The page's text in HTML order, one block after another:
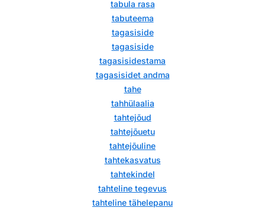
tabula rasa
tabuteema
tagasiside
tagasiside
tagasisidestama
tagasisidet andma
tahe
tahhülaalia
tahtejõud
tahtejõuetu
tahtejõuline
tahtekasvatus
tahtekindel
tahteline tegevus
tahteline tähelepanu